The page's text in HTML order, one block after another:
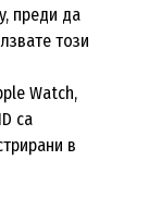
преди да
този
Watch,
са
в